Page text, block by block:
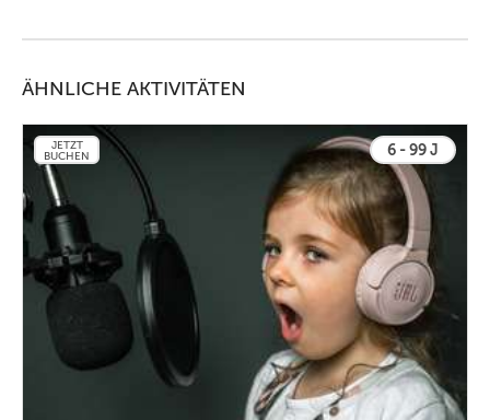
ÄHNLICHE AKTIVITÄTEN
JETZT
BUCHEN
6 - 99 J